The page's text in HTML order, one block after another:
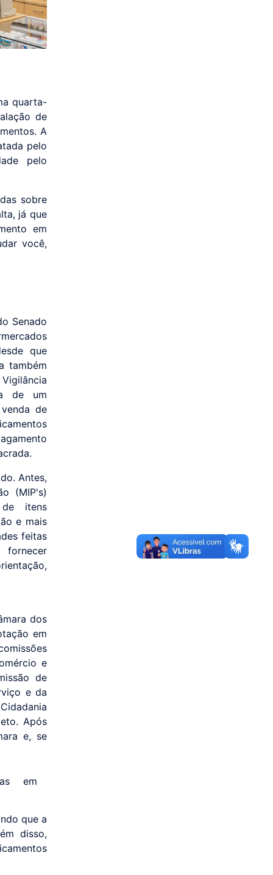
quarta-
de
A
pelo
pelo
sobre
já que
em
você,
Senado
que
também
de um
de
Antes,
(MIP's)
itens
e mais
feitas
fornecer
dos
em
e
de
e da
Após
e, se
que a
disso,